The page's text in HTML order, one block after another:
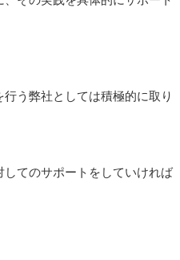
う弊社としては積極的に取り
てのサポートをしていければ